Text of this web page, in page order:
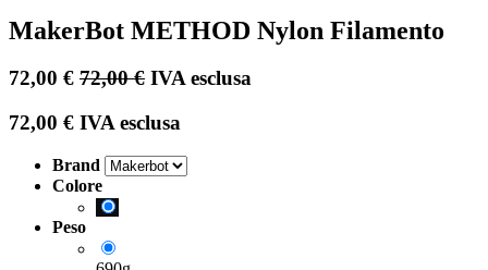
MakerBot METHOD Nylon Filamento
72,00 € 72,00€ IVA esclusa
72,00 € IVA esclusa
Brand
Colore
Peso